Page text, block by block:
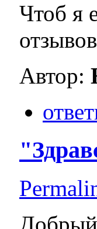
Чтоб я
Автор: